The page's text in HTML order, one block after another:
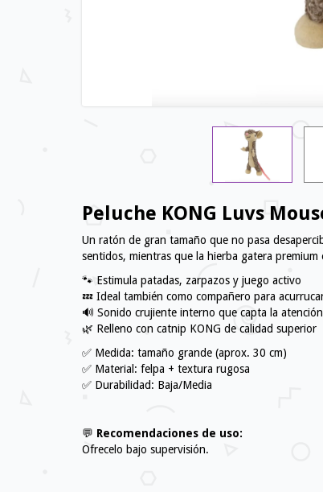
Peluche KONG Luvs
Un ratón de gran tamaño que no pasa
sentidos, mientras que la hierba gatera
🐾 Estimula patadas, zarpazos y juego activo
💤 Ideal también como compañero para
🔊 Sonido crujiente interno que capta la atención
🌿 Relleno con catnip KONG de calidad superior
✅ Medida: tamaño grande (aprox. 30 cm)
✅ Material: felpa + textura rugosa
✅ Durabilidad: Baja/Media
💬 Recomendaciones de uso:
Ofrecelo bajo supervisión.